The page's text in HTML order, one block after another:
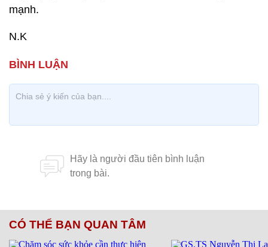
mạnh.
N.K
CÓ THỂ BẠN QUAN TÂM